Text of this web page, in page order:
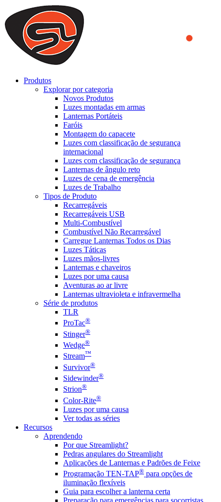
We use cookies to ensure that we provide you the best experience
on our website. By continuing to browse this website, you accept
that cookies are used to help us analyze how the website is used and
to offer you a better experience. To learn more or to find out how
you can disable cookies, you can access our
Produtos
Explorar por categoria
Novos Produtos
Luzes montadas em armas
Lanternas Portáteis
Faróis
Montagem do capacete
Luzes com classificação de segurança
internacional
Luzes com classificação de segurança
Lanternas de ângulo reto
Luzes de cena de emergência
Luzes de Trabalho
Tipos de Produto
Recarregáveis
Recarregáveis USB
Multi-Combustível
Combustível Não Recarregável
Carregue Lanternas Todos os Dias
Luzes Táticas
Luzes mãos-livres
Lanternas e chaveiros
Luzes por uma causa
Aventuras ao ar livre
Lanternas ultravioleta e infravermelha
Série de produtos
TLR
ProTac®
Stinger®
Wedge®
Stream™
Survivor®
Sidewinder®
Strion®
Color-Rite®
Luzes por uma causa
Ver todas as séries
Recursos
Aprendendo
Por que Streamlight?
Pedras angulares do Streamlight
Aplicações de Lanternas e Padrões de Feixe
Programação TEN-TAP® para opções de
iluminação flexíveis
Guia para escolher a lanterna certa
Preparação para emergências para socorristas